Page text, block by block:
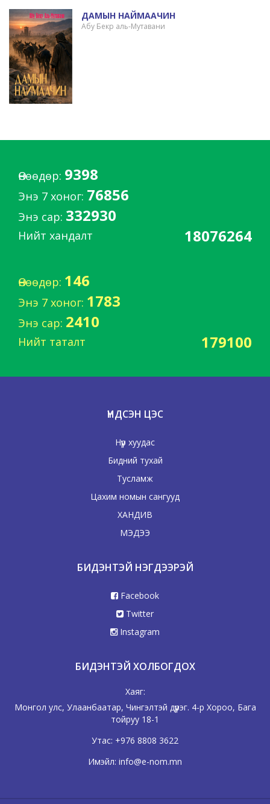
ДАМЫН НАЙМААЧИН
Абу Бекр аль-Мутавани
Өнөөдөр: 9398
Энэ 7 хоног: 76856
Энэ сар: 332930
Нийт хандалт 18076264
Өнөөдөр: 146
Энэ 7 хоног: 1783
Энэ сар: 2410
Нийт таталт 179100
ҮНДСЭН ЦЭС
Нүүр хуудас
Бидний тухай
Тусламж
Цахим номын сангууд
ХАНДИВ
МЭДЭЭ
БИДЭНТЭЙ НЭГДЭЭРЭЙ
Facebook
Twitter
Instagram
БИДЭНТЭЙ ХОЛБОГДОХ
Хаяг:
Монгол улс, Улаанбаатар, Чингэлтэй дүүрэг. 4-р Хороо, Бага
тойруу 18-1
Утас: +976 8808 3622
Имэйл: info@e-nom.mn